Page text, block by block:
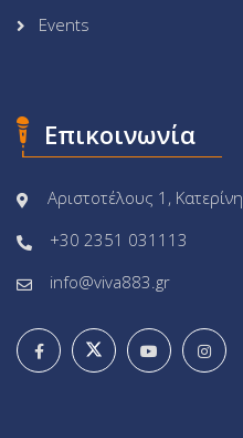
Events
Επικοινωνία
Αριστοτέλους 1, Κατερίνη
+30 2351 031113
info@viva883.gr